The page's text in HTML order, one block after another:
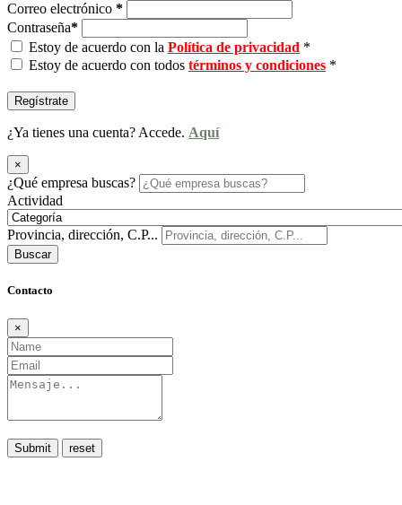
Correo electrónico *
Contraseña*
Estoy de acuerdo con la Política de privacidad *
Estoy de acuerdo con todos términos y condiciones *
Regístrate
¿Ya tienes una cuenta? Accede. Aquí
×
¿Qué empresa buscas?
Actividad
Provincia, dirección, C.P...
Buscar
Contacto
×
Submit